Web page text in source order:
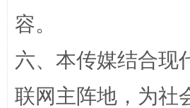
完善运行机制助力责任有效落实
容。
六、本传媒结合现
联网主阵地，为社